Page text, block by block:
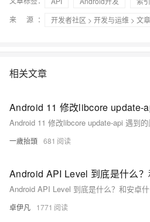
来 源：
开发者社区 > 开发与运维 > 文章
相关文章
Android 11 修改libcore update-
Android 11 修改libcore update-api 遇到
一歲抬頭 681
卓伊凡 1771